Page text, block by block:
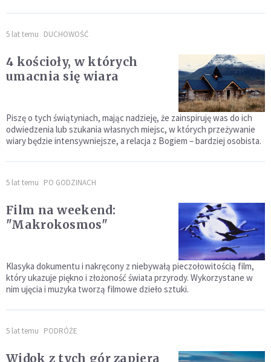
5 lat temu DUCHOWOŚĆ
4 kościoły, w których
umacnia się wiara
Piszę o tych świątyniach, mając nadzieję, że zainspiruję was do ich
odwiedzenia lub szukania własnych miejsc, w których przeżywanie
wiary będzie intensywniejsze, a relacja z Bogiem – bardziej osobista.
5 lat temu PO GODZINACH
Film na weekend:
"Makrokosmos"
Klasyka dokumentu i nakręcony z niebywałą pieczołowitością film,
który ukazuje piękno i złożoność świata przyrody. Wykorzystane w
nim ujęcia i muzyka tworzą filmowe dzieło sztuki.
5 lat temu PODRÓŻE
Widok z tych gór zapiera